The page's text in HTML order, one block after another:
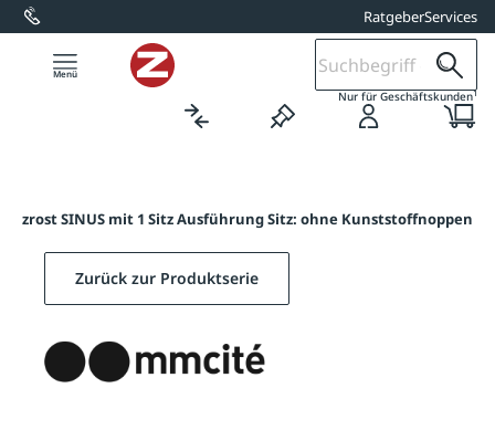
springen RatgeberServices
Nur für Geschäftskunden1
SINUS mit 1 Sitz Ausführung Sitz: ohne Kunststoffnoppen
Zurück zur Produktserie